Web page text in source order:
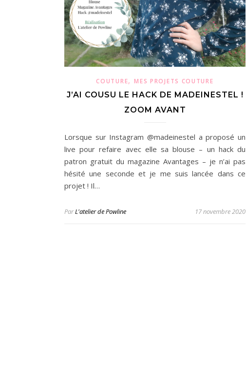
COUTURE,MES PROJETS COUTURE
J’AI COUSU LE HACK DE MADEINESTEL !
ZOOM AVANT
Lorsque sur Instagram @madeinestel a proposé un
live pour refaire avec elle sa blouse – un hack du
patron gratuit du magazine Avantages – je n’ai pas
hésité une seconde et je me suis lancée dans ce
projet ! Il…
ParL'atelier de Powline 17 novembre 2020